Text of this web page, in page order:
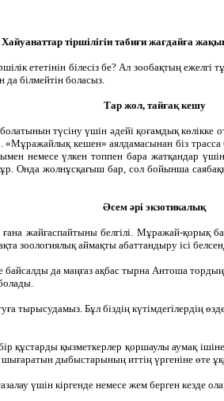
Хайуанаттар тіршілігін табиғи жағдайға
ететінін білесіз бе? Ал зообақтың
білмейтін боласыз.
Тар жол, тайғақ кешу
түсіну үшін әдейі қоғамдық
кешен» аялдамасынан біз
немесе үлкен топпен бара жатқандар
Онда жолнұсқағыш бар, сол бойынша
Әсем әрі экзотикалық
жайғаспайтыны белгілі. Мұражай-
зоологиялық аймақты абаттандыру ісі
байсалды да маңғаз ақбас тырна Антоша
тырысудамыз. Бұл біздің күтімдегілердің
құстарды қызметкерлер қоршаулы аумақ
дыбыстарының иттің үргеніне өте
үшін кіргенде немесе жем берген кезде